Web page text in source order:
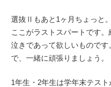
選抜Ⅱもあと1ヶ月ちょっと
ここがラストスパートです
泣きであって欲しいもので
で、一緒に頑張りましょう。
1年生・2年生は学年末テス